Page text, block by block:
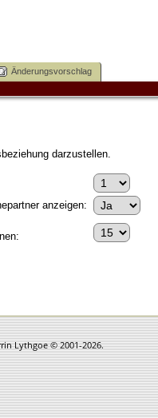
Änderungsvorschlag
darzustellen.
anzeigen:
Lythgoe © 2001-2026.